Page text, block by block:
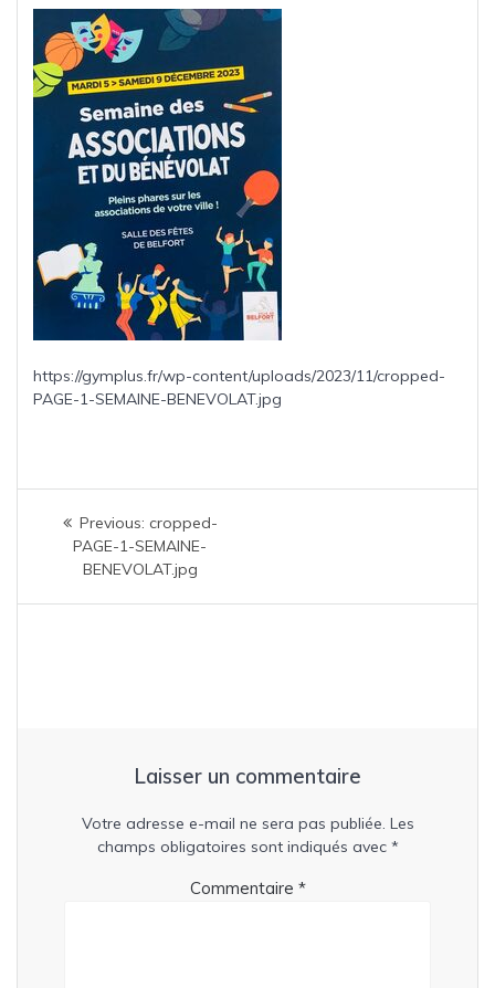
https://gymplus.fr/wp-content/uploads/2023/11/cropped-
PAGE-1-SEMAINE-BENEVOLAT.jpg
Navigation
l’article
Previous: Previous
post:
cropped-
PAGE-1-SEMAINE-
BENEVOLAT.jpg
Laisser un commentaire
Votre adresse e-mail ne sera pas publiée. Les
champs obligatoires sont indiqués avec *
Commentaire *